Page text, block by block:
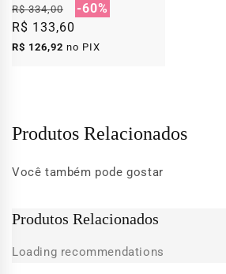
Preço
normal
R$ 334,00
Preço
-60%
R$ 133,60
R$ 126,92 no PIX
Produtos Relacionados
Você também pode gostar
Produtos Relacionados
Loading recommendations